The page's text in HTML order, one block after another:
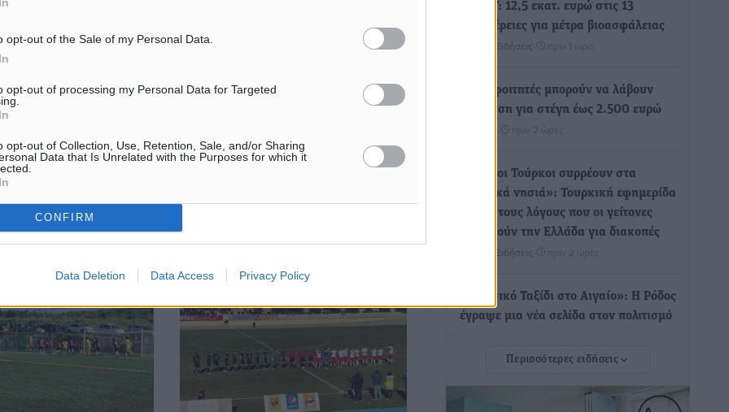
opt-out of the Sale of my Personal Data.
opt-out of processing my Personal Data for Targeted
opt-out of Collection, Use, Retention, Sale, and/or Sharing
Data that Is Unrelated with the Purposes for which it
CONFIRM
Data Deletion Data Access Privacy Policy
έγραψε τραγούδι
για την Ελένη
κορίτσι που
Δεληβοριάς. Το
για πρώτη φορά
πριν λίγες ...
Τους διαιτητές που θα «σφυρίξουν» τα
πρόγραμμα της 20ης αγωνιστικής του
πρωταθλήματος της Α’ Κατηγορίας, ...
10.02.20, 16:26
ΥΠΑΑΤ: 12,5 εκατ. ευρώ στις 13
Περιφέρειες για μέτρα βιοασφάλειας
Τοπικές Ειδήσεις πριν 1 ώρα
Ποιοι φοιτητές μπορούν να λάβουν
ενίσχυση για στέγη έως 2.500 ευρώ
πριν 2 ώρες
«Γιατί οι Τούρκοι συρρέουν στα
ελληνικά νησιά»: Τουρκική εφημερίδα
εξηγεί τους λόγους που οι γείτονες
προτιμούν την Ελλάδα για διακοπές
Τοπικές Ειδήσεις πριν 2 ώρες
«Μουσικό Ταξίδι στο Αιγαίο»: Η Ρόδος
έγραψε μια νέα σελίδα στον πολιτισμό
Νοσοκομείου Ρόδου και αντιμετώπιση
Περισσότερες ειδήσεις